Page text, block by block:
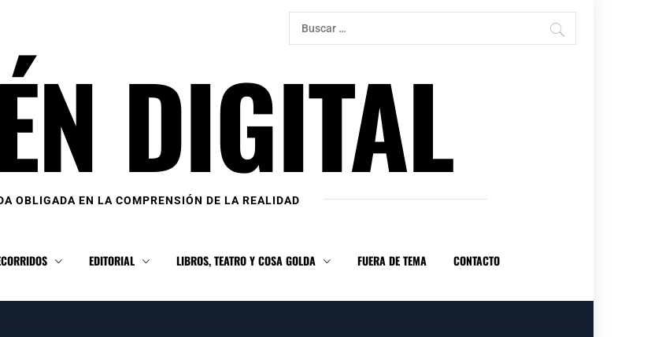
Buscar:
DIGITAL
OBLIGADA EN LA COMPRENSIÓN DE LA REALIDAD
EDITORIAL LIBROS, TEATRO Y COSA GOLDA FUERA DE TEMA CONTACTO